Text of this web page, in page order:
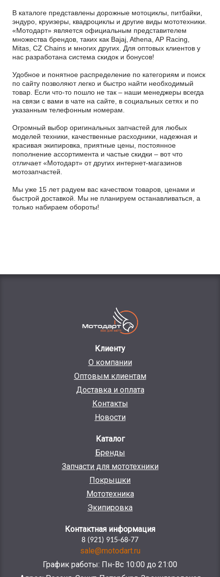
В каталоге представлены дорожные мотоциклы, питбайки,
эндуро, круизеры, квадроциклы и другие виды мототехники.
«Мотодарт» является официальным представителем
множества брендов, таких как Bajaj, Athena, AP Racing,
Mitas, CZ Chains и многих других. Для оптовых клиентов у
нас разработана система скидок и бонусов!
Удобное и понятное распределение по категориям и поиск
по сайту позволяют легко и быстро найти необходимый
товар. Если что-то пошло не так – наши менеджеры всегда
на связи с вами в чате на сайте, в социальных сетях и по
указанным телефонным номерам.
Огромный выбор оригинальных запчастей для любых
моделей техники, качественные расходники, надежная и
красивая экипировка, приятные цены, постоянное
пополнение ассортимента и частые скидки – вот что
отличает «Мотодарт» от других интернет-магазинов
мотозапчастей.
Мы уже 15 лет радуем вас качеством товаров, ценами и
быстрой доставкой. Мы не планируем останавливаться, а
только набираем обороты!
Клиенту
О компании
Оптовым клиентам
Доставка и оплата
Контакты
Новости
Каталог
Бренды
Запчасти для мототехники
Покрышки
Мототехника
Экипировка
Контактная информация
8 (921) 915-68-77
sale@motodart.ru
График работы: Пн-Вс 10:00 до 21:00